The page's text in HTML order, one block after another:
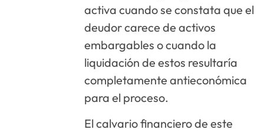
activa cuando se constata que el
deudor carece de activos
embargables o cuando la
liquidación de estos resultaría
completamente antieconómica
para el proceso.
El calvario financiero de este